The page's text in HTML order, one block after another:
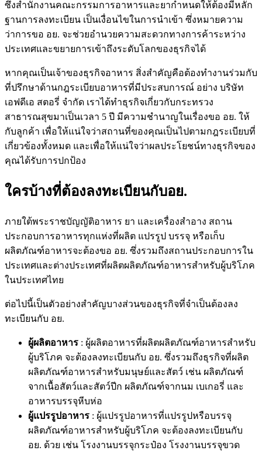
ซึ่งสํานักงานคณะกรรมการอาหารและยากำหนดให้ต้องมีหลัก
ฐานการลงทะเบียน เป็นเงื่อนไขในการนำเข้า ซึ่งหมายความ
ว่าการขอ อย. จะช่วยอำนวยความสะดวกทางการค้าระหว่าง
ประเทศและขยายการเข้าถึงระดับโลกของธุรกิจได้
หากคุณเป็นเจ้าของธุรกิจอาหาร สิ่งสำคัญคือต้องทำงานร่วมกับ
ที่ปรึกษาด้านกฎระเบียบอาหารที่มีประสบการณ์ อย่าง บริษัท
เอฟดีเอ สตอรี่ จำกัด เราได้ทำธุรกิจเกี่ยวกับกระทรวง
สาธารณสุขมาเป็นเวลา 5 ปี มีความชำนาญในเรื่องขอ อย. ให้
กับลูกค้า เพื่อให้แน่ใจว่าสถานที่ของคุณเป็นไปตามกฎระเบียบที่
เกี่ยวข้องทั้งหมด และเพื่อให้แน่ใจว่าผลประโยชน์ทางธุรกิจของ
คุณได้รับการปกป้อง
ใครบ้างที่ต้องลงทะเบียนกับอย.
ภายใต้พระราชบัญญัติอาหาร ยา และเครื่องสำอาง สถาน
ประกอบการอาหารทุกแห่งที่ผลิต แปรรูป บรรจุ หรือเก็บ
ผลิตภัณฑ์อาหารจะต้องขอ อย. ซึ่งรวมถึงสถานประกอบการใน
ประเทศและต่างประเทศที่ผลิตผลิตภัณฑ์อาหารสำหรับผู้บริโภค
ในประเทศไทย
ต่อไปนี้เป็นตัวอย่างสำคัญบางส่วนของธุรกิจที่จำเป็นต้องลง
ทะเบียนกับ อย.
ผู้ผลิตอาหาร : ผู้ผลิตอาหารที่ผลิตผลิตภัณฑ์อาหารสำหรับ
ผู้บริโภค จะต้องลงทะเบียนกับ อย. ซึ่งรวมถึงธุรกิจที่ผลิต
ผลิตภัณฑ์อาหารสำหรับมนุษย์และสัตว์ เช่น ผลิตภัณฑ์
จากเนื้อสัตว์และสัตว์ปีก ผลิตภัณฑ์จากนม เบเกอรี่ และ
อาหารบรรจุหีบห่อ
ผู้แปรรูปอาหาร : ผู้แปรรูปอาหารที่แปรรูปหรือบรรจุ
ผลิตภัณฑ์อาหารสำหรับผู้บริโภค จะต้องลงทะเบียนกับ
อย. ด้วย เช่น โรงงานบรรจุกระป๋อง โรงงานบรรจุขวด